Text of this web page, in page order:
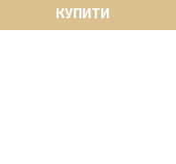
КУПИТИ